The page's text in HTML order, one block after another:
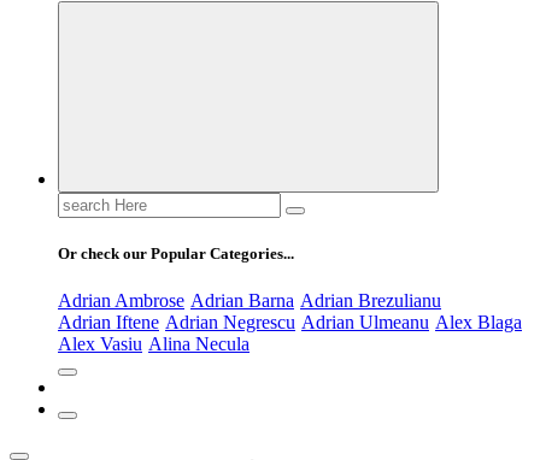
Search
for:
Or check our Popular Categories...
Adrian Ambrose Adrian Barna Adrian Brezulianu
Adrian Iftene Adrian Negrescu Adrian Ulmeanu Alex Blaga
Alex Vasiu Alina Necula